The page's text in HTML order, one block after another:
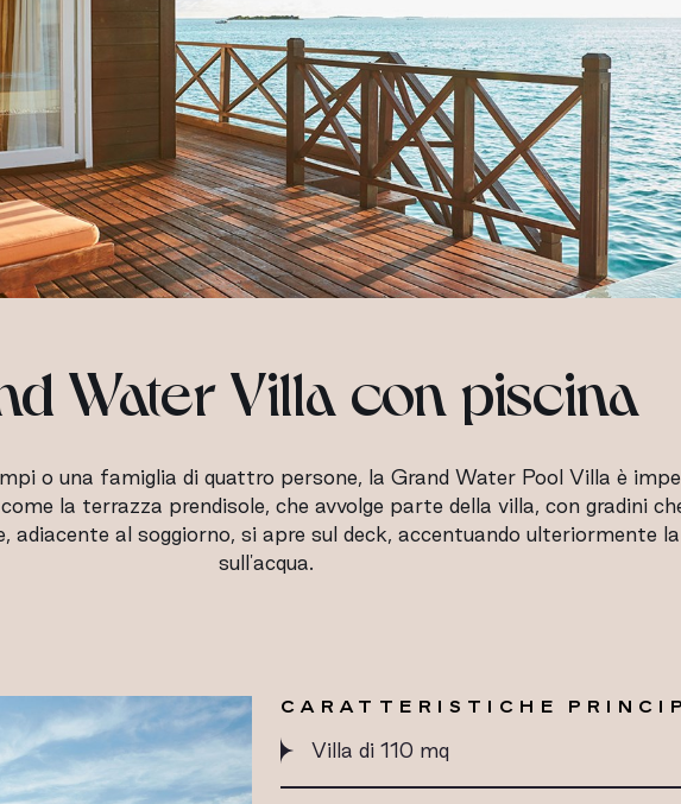
Water Villa con piscina
o una famiglia di quattro persone, la Grand Water Pool Villa è
la terrazza prendisole, che avvolge parte della villa, con gradini
adiacente al soggiorno, si apre sul deck, accentuando ulteriormente
sull'acqua.
CARATTERISTICHE
Villa di 110 mq